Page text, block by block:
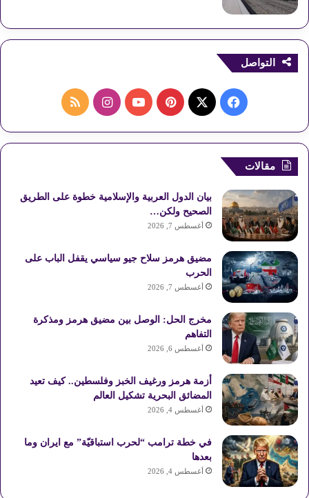
التواصل
ي
س
و
ك
X
ي
ي
ي
ت
Y
b
ن
ل
ق
R
مقالات
بيان الدول العربية والإسلامية خطوة على الطريق
الصحيح ولكن…
أغسطس 7, 2026
مضيق هرمز سلاح جيو سياسي يقفل الباب على
الحرب
أغسطس 7, 2026
مخرج الحل: الوصل بين مضيق هرمز ومذكرة
التفاهم
أغسطس 6, 2026
أزمة هرمز ورغيف الخبز وفلسطين.. كيف تعيد
المضائق البحرية تشكيل العالم
أغسطس 4, 2026
في خطة ترامب “لحرب استباقيّة” مع ايران وما
بعدها
أغسطس 4, 2026